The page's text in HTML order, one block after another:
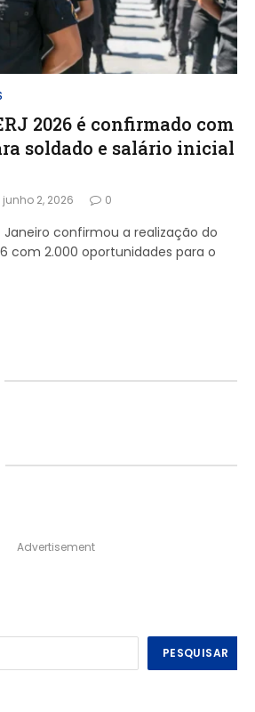
2026 é confirmado com
soldado e salário inicial
junho 2, 2026 0
Janeiro confirmou a realização do
com 2.000 oportunidades para o
Advertisement
PESQUISAR